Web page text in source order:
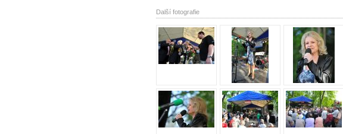
Další fotografie